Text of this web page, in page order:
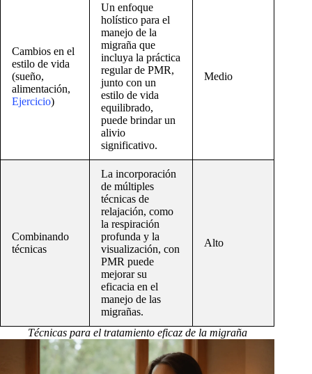
Cambios en el
estilo de vida
(sueño,
alimentación,
Ejercicio)
Un enfoque
holístico para el
manejo de la
migraña que
incluya la práctica
regular de PMR,
junto con un
estilo de vida
equilibrado,
puede brindar un
alivio
significativo.
Medio
Combinando
técnicas
La incorporación
de múltiples
técnicas de
relajación, como
la respiración
profunda y la
visualización, con
PMR puede
mejorar su
eficacia en el
manejo de las
migrañas.
Alto
Técnicas para el tratamiento eficaz de la migraña